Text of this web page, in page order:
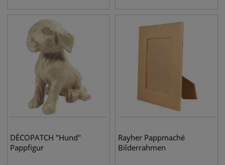
DÉCOPATCH "Hund"
Pappfigur
Rayher Pappmaché
Bilderrahmen